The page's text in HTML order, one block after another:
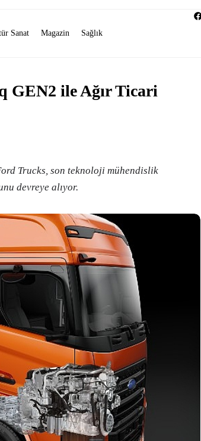
Sanat Magazin Sağlık
GEN2 ile Ağır Ticari
Trucks, son teknoloji mühendislik
devreye alıyor.